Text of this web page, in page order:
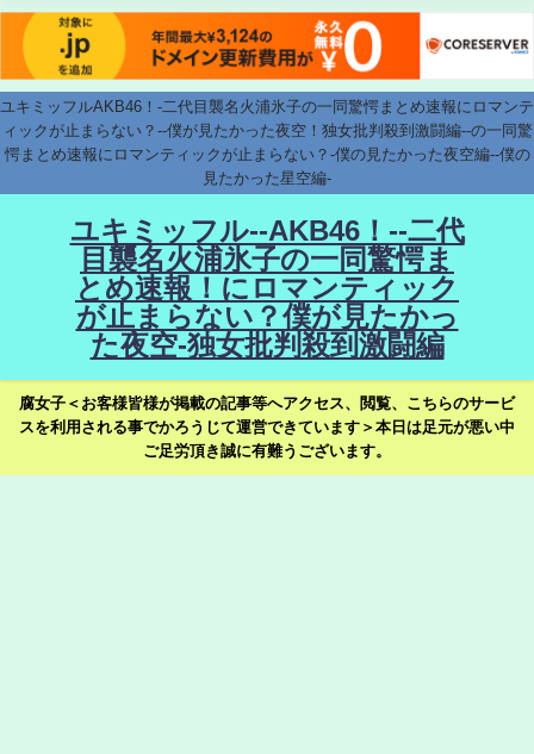
ユキミッフルAKB46！-二代目襲名火浦氷子の一同驚愕まとめ速報にロマンテ
ィックが止まらない？--僕が見たかった夜空！独女批判殺到激闘編--の一同驚
愕まとめ速報にロマンティックが止まらない？-僕の見たかった夜空編--僕の
見たかった星空編-
ユキミッフル--AKB46！--二代
目襲名火浦氷子の一同驚愕ま
とめ速報！にロマンティック
が止まらない？僕が見たかっ
た夜空-独女批判殺到激闘編
腐女子＜お客様皆様が掲載の記事等へアクセス、閲覧、こちらのサービ
スを利用される事でかろうじて運営できています＞本日は足元が悪い中
ご足労頂き誠に有難うございます。